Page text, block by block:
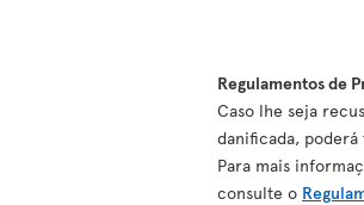
Regulamentos de
Caso lhe seja
danificada, poderá
Para mais
consulte o